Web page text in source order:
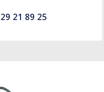
21 89 25